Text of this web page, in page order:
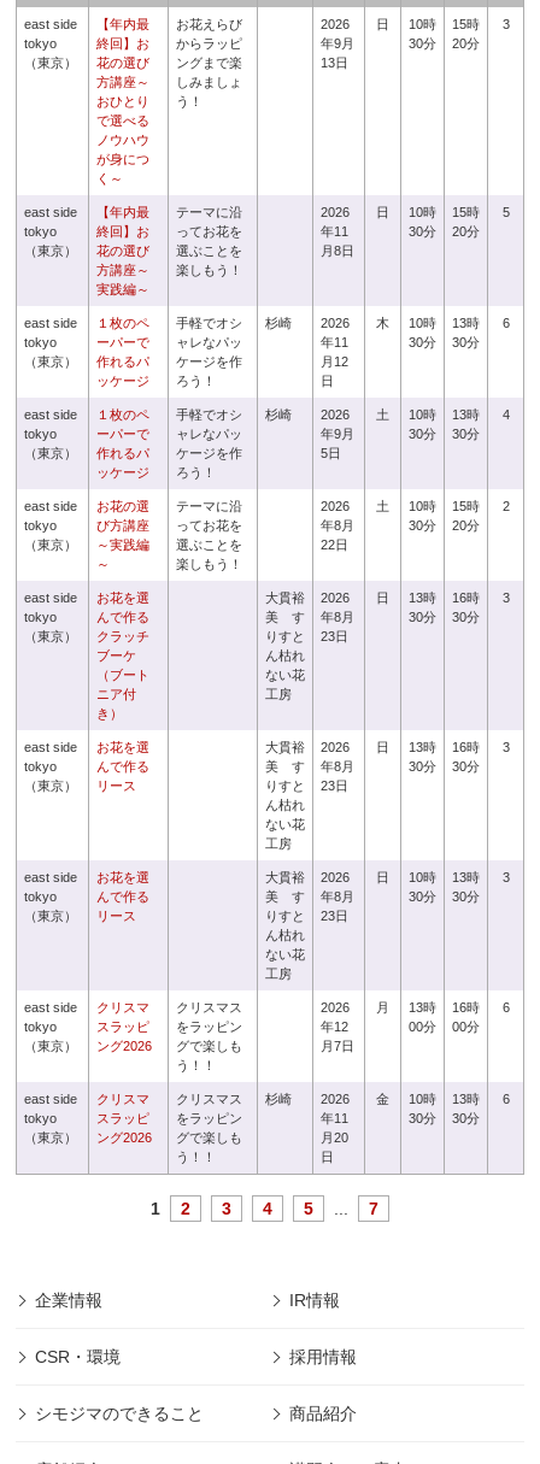
east side
tokyo
（東京）
【年内最
終回】お
花の選び
方講座～
おひとり
で選べる
ノウハウ
が身につ
く～
お花えらび
からラッピ
ングまで楽
しみましょ
う！
2026
年9月
13日
日
10時
30分
15時
20分
3
east side
tokyo
（東京）
【年内最
終回】お
花の選び
方講座～
実践編～
テーマに沿
ってお花を
選ぶことを
楽しもう！
2026
年11
月8日
日
10時
30分
15時
20分
5
east side
tokyo
（東京）
１枚のペ
ーパーで
作れるパ
ッケージ
手軽でオシ
ャレなパッ
ケージを作
ろう！
杉崎
2026
年11
月12
日
木
10時
30分
13時
30分
6
east side
tokyo
（東京）
１枚のペ
ーパーで
作れるパ
ッケージ
手軽でオシ
ャレなパッ
ケージを作
ろう！
杉崎
2026
年9月
5日
土
10時
30分
13時
30分
4
east side
tokyo
（東京）
お花の選
び方講座
～実践編
～
テーマに沿
ってお花を
選ぶことを
楽しもう！
2026
年8月
22日
土
10時
30分
15時
20分
2
east side
tokyo
（東京）
お花を選
んで作る
クラッチ
ブーケ
（ブート
ニア付
き）
大貫裕
美 す
りすと
ん枯れ
ない花
工房
2026
年8月
23日
日
13時
30分
16時
30分
3
east side
tokyo
（東京）
お花を選
んで作る
リース
大貫裕
美 す
りすと
ん枯れ
ない花
工房
2026
年8月
23日
日
13時
30分
16時
30分
3
east side
tokyo
（東京）
お花を選
んで作る
リース
大貫裕
美 す
りすと
ん枯れ
ない花
工房
2026
年8月
23日
日
10時
30分
13時
30分
3
east side
tokyo
（東京）
クリスマ
スラッピ
ング2026
クリスマス
をラッピン
グで楽しも
う！！
2026
年12
月7日
月
13時
00分
16時
00分
6
east side
tokyo
（東京）
クリスマ
スラッピ
ング2026
クリスマス
をラッピン
グで楽しも
う！！
杉崎
2026
年11
月20
日
金
10時
30分
13時
30分
6
1 2 3 4 5 7
企業情報 IR情報
CSR・環境 採用情報
シモジマのできること 商品紹介